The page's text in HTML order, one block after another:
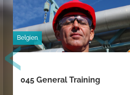
Belgien
045 General Training
‹